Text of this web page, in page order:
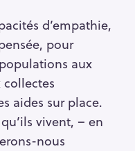
d’empathie,
pour
aux
aides sur place.
vivent, – en
nous